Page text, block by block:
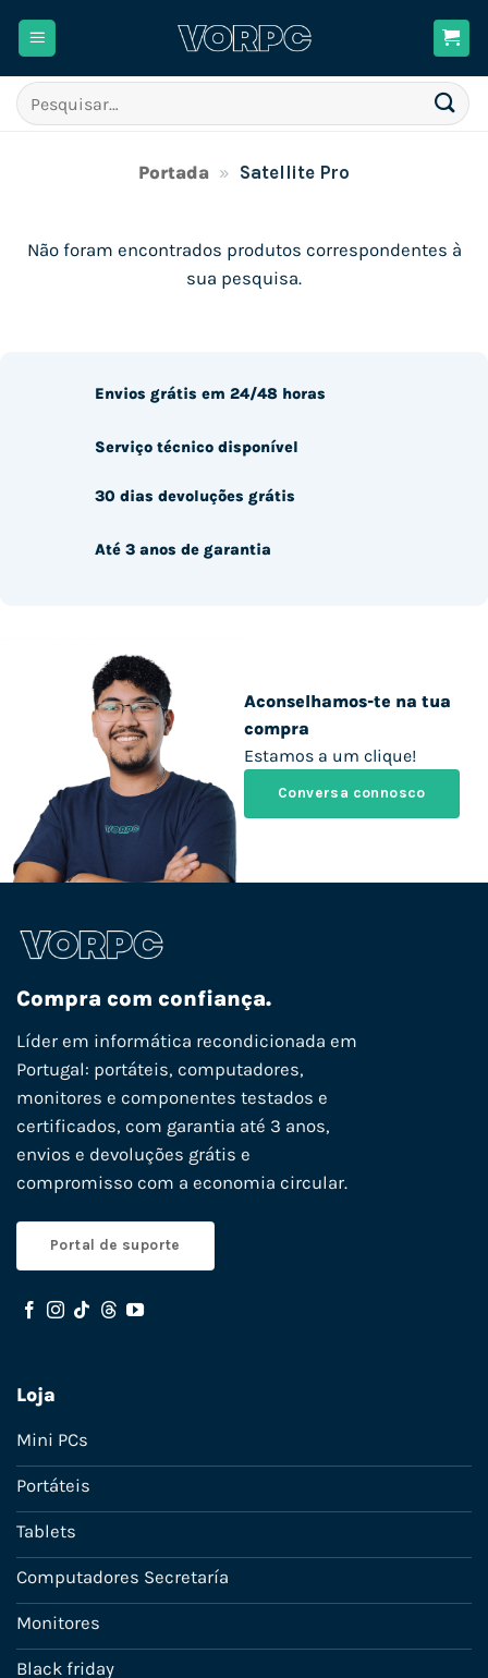
Pesquisar
por:
Portada » Satellite Pro
Não foram encontrados produtos correspondentes à
sua pesquisa.
Aconselhamos-te na tua
compra
Estamos a um clique!
Conversa connosco
Envios grátis em 24/48 horas
Serviço técnico disponível
30 dias devoluções grátis
Até 3 anos de garantia
Compra com confiança.
Líder em informática recondicionada em
Portugal: portáteis, computadores,
monitores e componentes testados e
certificados, com garantia até 3 anos,
envios e devoluções grátis e
compromisso com a economia circular.
Portal de suporte
Loja
Mini PCs
Portáteis
Tablets
Computadores Secretaría
Monitores
Black friday